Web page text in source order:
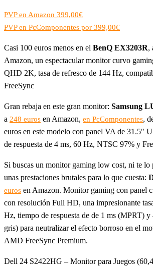
PVP en Amazon 399,00€
PVP en PcComponentes por 399,00€
Casi 100 euros menos en el BenQ EX3203R,
Amazon, un espectacular monitor curvo
QHD 2K, tasa de refresco de 144 Hz,
FreeSync
Gran rebaja en este gran monitor: Samsung
a 248 euros en Amazon, en PcComponentes,
euros en este modelo con panel VA de 31.5″
de respuesta de 4 ms, 60 Hz, NTSC 97% y
Si buscas un monitor gaming low cost, ni te lo
unas prestaciones brutales para lo que cuesta:
euros en Amazon. Monitor gaming con panel
con resolución Full HD, una impresionante
Hz, tiempo de respuesta de de 1 ms (MPRT)
gris) para neutralizar el efecto borroso en el
AMD FreeSync Premium.
Dell 24 S2422HG – Monitor para Juegos